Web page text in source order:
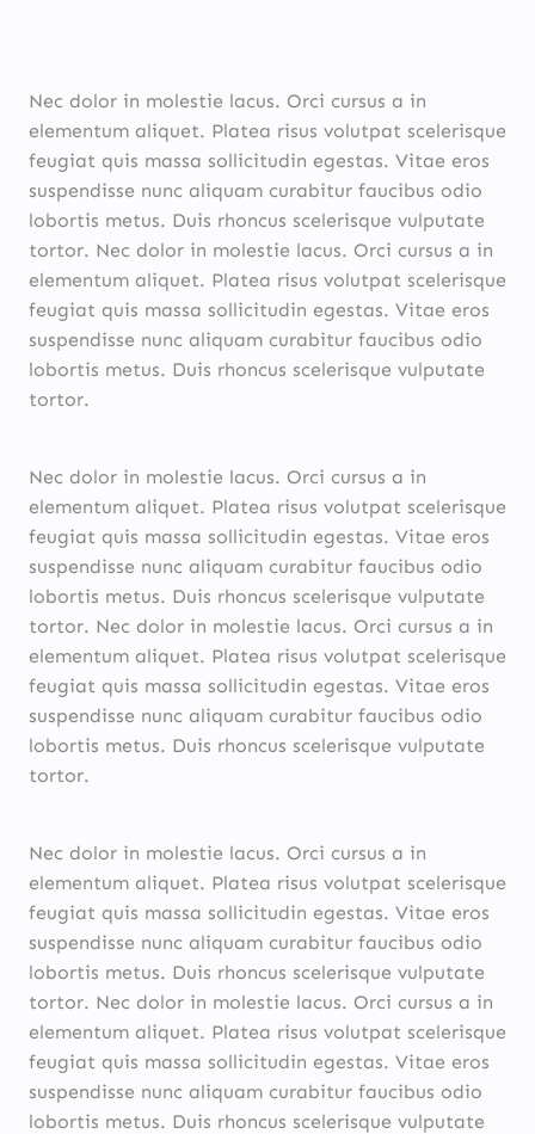
Nec dolor in molestie lacus. Orci cursus a in
elementum aliquet. Platea risus volutpat scelerisque
feugiat quis massa sollicitudin egestas. Vitae eros
suspendisse nunc aliquam curabitur faucibus odio
lobortis metus. Duis rhoncus scelerisque vulputate
tortor. Nec dolor in molestie lacus. Orci cursus a in
elementum aliquet. Platea risus volutpat scelerisque
feugiat quis massa sollicitudin egestas. Vitae eros
suspendisse nunc aliquam curabitur faucibus odio
lobortis metus. Duis rhoncus scelerisque vulputate
tortor.
Nec dolor in molestie lacus. Orci cursus a in
elementum aliquet. Platea risus volutpat scelerisque
feugiat quis massa sollicitudin egestas. Vitae eros
suspendisse nunc aliquam curabitur faucibus odio
lobortis metus. Duis rhoncus scelerisque vulputate
tortor. Nec dolor in molestie lacus. Orci cursus a in
elementum aliquet. Platea risus volutpat scelerisque
feugiat quis massa sollicitudin egestas. Vitae eros
suspendisse nunc aliquam curabitur faucibus odio
lobortis metus. Duis rhoncus scelerisque vulputate
tortor.
Nec dolor in molestie lacus. Orci cursus a in
elementum aliquet. Platea risus volutpat scelerisque
feugiat quis massa sollicitudin egestas. Vitae eros
suspendisse nunc aliquam curabitur faucibus odio
lobortis metus. Duis rhoncus scelerisque vulputate
tortor. Nec dolor in molestie lacus. Orci cursus a in
elementum aliquet. Platea risus volutpat scelerisque
feugiat quis massa sollicitudin egestas. Vitae eros
suspendisse nunc aliquam curabitur faucibus odio
lobortis metus. Duis rhoncus scelerisque vulputate